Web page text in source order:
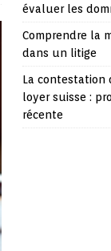
évaluer les
Comprendre la
dans un litige
La contestation
loyer suisse :
récente